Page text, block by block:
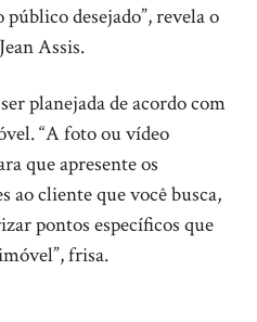
desejado”, revela o
Assis.
planejada de acordo com
“A foto ou vídeo
que apresente os
ao cliente que você busca,
pontos específicos que
frisa.